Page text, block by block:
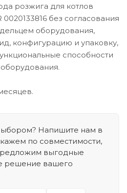
розжига для котлов
0020133816 без согласования
оборудования,
конфигурацию и упаковку,
способности
Напишите нам в
по совместимости,
выгодные
решение вашего